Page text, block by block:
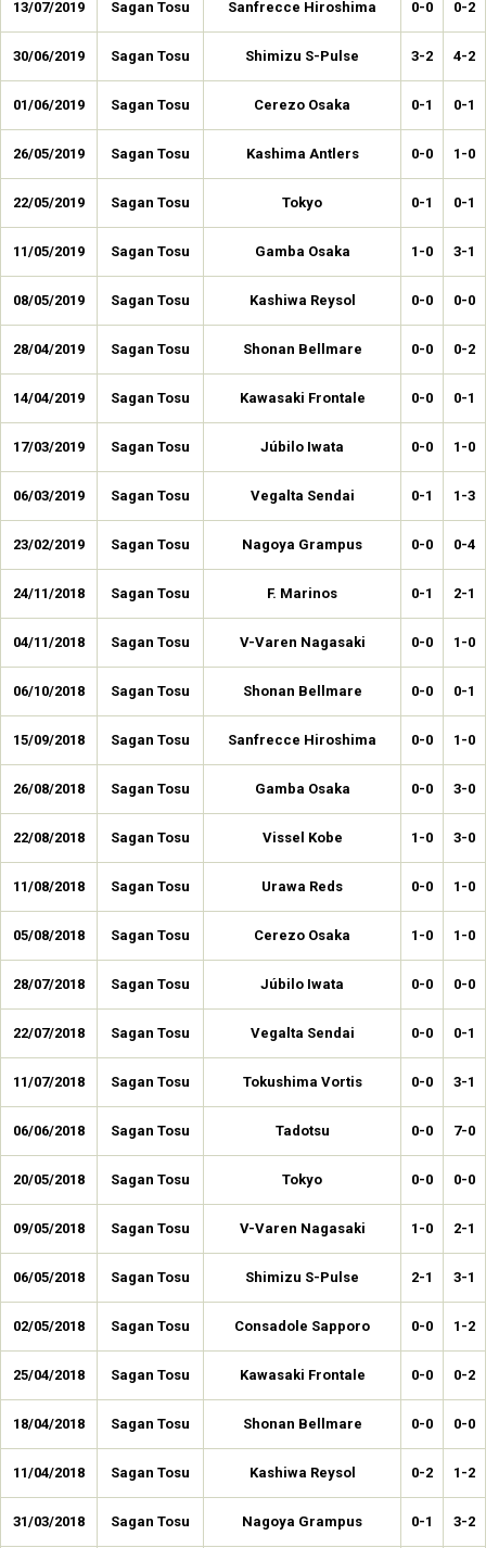
13/07/2019 Sagan Tosu Sanfrecce Hiroshima 0-0 0-2
30/06/2019 Sagan Tosu Shimizu S-Pulse 3-2 4-2
01/06/2019 Sagan Tosu Cerezo Osaka 0-1 0-1
26/05/2019 Sagan Tosu Kashima Antlers 0-0 1-0
22/05/2019 Sagan Tosu Tokyo 0-1 0-1
11/05/2019 Sagan Tosu Gamba Osaka 1-0 3-1
08/05/2019 Sagan Tosu Kashiwa Reysol 0-0 0-0
28/04/2019 Sagan Tosu Shonan Bellmare 0-0 0-2
14/04/2019 Sagan Tosu Kawasaki Frontale 0-0 0-1
17/03/2019 Sagan Tosu Júbilo Iwata 0-0 1-0
06/03/2019 Sagan Tosu Vegalta Sendai 0-1 1-3
23/02/2019 Sagan Tosu Nagoya Grampus 0-0 0-4
24/11/2018 Sagan Tosu F. Marinos 0-1 2-1
04/11/2018 Sagan Tosu V-Varen Nagasaki 0-0 1-0
06/10/2018 Sagan Tosu Shonan Bellmare 0-0 0-1
15/09/2018 Sagan Tosu Sanfrecce Hiroshima 0-0 1-0
26/08/2018 Sagan Tosu Gamba Osaka 0-0 3-0
22/08/2018 Sagan Tosu Vissel Kobe 1-0 3-0
11/08/2018 Sagan Tosu Urawa Reds 0-0 1-0
05/08/2018 Sagan Tosu Cerezo Osaka 1-0 1-0
28/07/2018 Sagan Tosu Júbilo Iwata 0-0 0-0
22/07/2018 Sagan Tosu Vegalta Sendai 0-0 0-1
11/07/2018 Sagan Tosu Tokushima Vortis 0-0 3-1
06/06/2018 Sagan Tosu Tadotsu 0-0 7-0
20/05/2018 Sagan Tosu Tokyo 0-0 0-0
09/05/2018 Sagan Tosu V-Varen Nagasaki 1-0 2-1
06/05/2018 Sagan Tosu Shimizu S-Pulse 2-1 3-1
02/05/2018 Sagan Tosu Consadole Sapporo 0-0 1-2
25/04/2018 Sagan Tosu Kawasaki Frontale 0-0 0-2
18/04/2018 Sagan Tosu Shonan Bellmare 0-0 0-0
11/04/2018 Sagan Tosu Kashiwa Reysol 0-2 1-2
31/03/2018 Sagan Tosu Nagoya Grampus 0-1 3-2